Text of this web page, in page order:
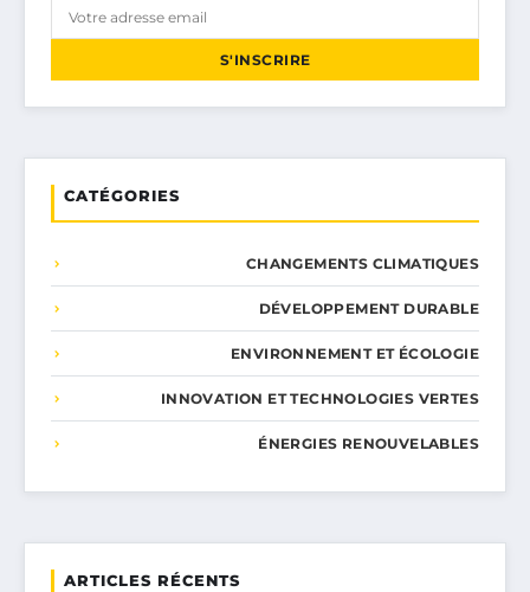
S'INSCRIRE
CATÉGORIES
CHANGEMENTS CLIMATIQUES
DÉVELOPPEMENT DURABLE
ENVIRONNEMENT ET ÉCOLOGIE
INNOVATION ET TECHNOLOGIES VERTES
ÉNERGIES RENOUVELABLES
ARTICLES RÉCENTS